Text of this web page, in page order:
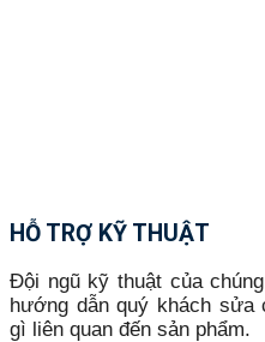
HỖ TRỢ KỸ THUẬT
Đội ngũ kỹ thuật của
hướng dẫn quý khách
gì liên quan đến sản phẩm.